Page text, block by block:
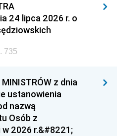
24 lipca 2026 r. o
735
z dnia
ustanowienia
nazwą
Osób z
2026 r.&#8221;